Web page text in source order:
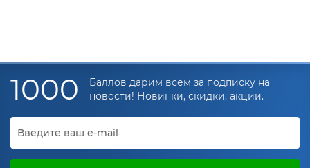
1000
Баллов дарим всем за подписку на
новости! Новинки, скидки, акции.